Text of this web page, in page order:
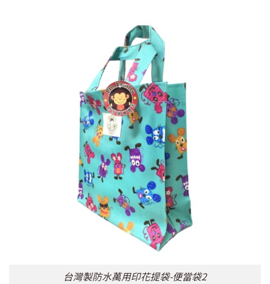
台灣製防水萬用印花提袋-便當袋2